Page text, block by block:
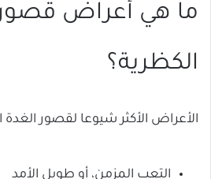
ما هي أعراض قصور
الكظرية؟
الأعراض الأكثر شيوعا لقصور
التعب المزمن، أو طويل الأمد